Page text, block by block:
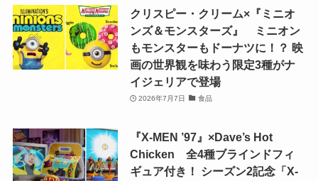
クリスピー・クリーム×『ミニオ
ンズ＆モンスターズ』 ミニオン
もモンスターもドーナツに！？ 映
画の世界観を味わう限定3種がナ
イジェリアで登場
2026年7月7日 食品
『X-MEN ’97』×Dave’s Hot
Chicken 全4種ブラインドフィ
ギュア付き！ シーズン2記念「X-